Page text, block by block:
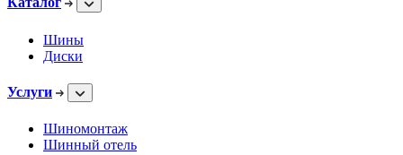
Шины
Диски
Услуги
Шиномонтаж
Шинный отель